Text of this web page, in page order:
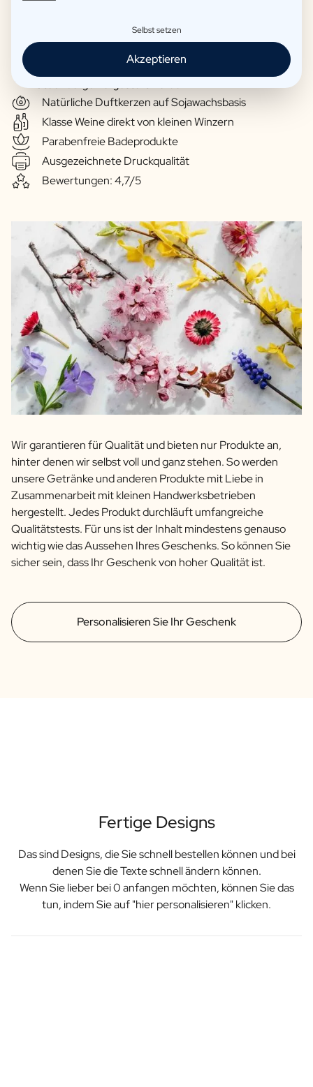
Biere, die in Zusammenarbeit mit der Brauerei Van
Natürliche Duftkerzen auf Sojawachsbasis
Klasse Weine direkt von kleinen Winzern
Parabenfreie Badeprodukte
Ausgezeichnete Druckqualität
Bewertungen: 4,7/5
Personalisieren Sie Ihr Geschenk
Wir garantieren für Qualität und bieten nur Produkte an,
hinter denen wir selbst voll und ganz stehen. So werden
unsere Getränke und anderen Produkte mit Liebe in
Zusammenarbeit mit kleinen Handwerksbetrieben
hergestellt. Jedes Produkt durchläuft umfangreiche
Qualitätstests. Für uns ist der Inhalt mindestens genauso
wichtig wie das Aussehen Ihres Geschenks. So können Sie
sicher sein, dass Ihr Geschenk von hoher Qualität ist.
Fertige Designs
Das sind Designs, die Sie schnell bestellen können und bei
denen Sie die Texte schnell ändern können.
Wenn Sie lieber bei 0 anfangen möchten, können Sie das
tun, indem Sie auf "hier personalisieren" klicken.
Selbst setzen
Akzeptieren